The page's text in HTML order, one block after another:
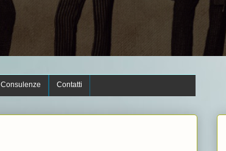
Consulenze Contatti